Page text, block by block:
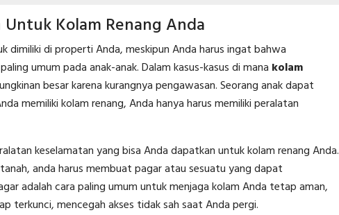
Kolam Renang Anda
dimiliki di properti Anda, meskipun Anda harus ingat bahwa
umum pada anak-anak. Dalam kasus-kasus di mana kolam
besar karena kurangnya pengawasan. Seorang anak dapat
memiliki kolam renang, Anda hanya harus memiliki peralatan
keselamatan yang bisa Anda dapatkan untuk kolam renang Anda.
anda harus membuat pagar atau sesuatu yang dapat
adalah cara paling umum untuk menjaga kolam Anda tetap aman,
terkunci, mencegah akses tidak sah saat Anda pergi.